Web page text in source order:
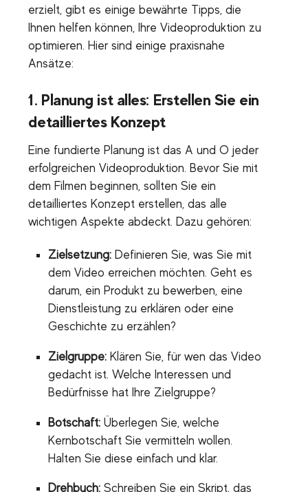
erzielt, gibt es einige bewährte Tipps, die
Ihnen helfen können, Ihre Videoproduktion zu
optimieren. Hier sind einige praxisnahe
Ansätze:
1. Planung ist alles: Erstellen Sie ein
detailliertes Konzept
Eine fundierte Planung ist das A und O jeder
erfolgreichen Videoproduktion. Bevor Sie mit
dem Filmen beginnen, sollten Sie ein
detailliertes Konzept erstellen, das alle
wichtigen Aspekte abdeckt. Dazu gehören:
Zielsetzung:Definieren Sie, was Sie mit
dem Video erreichen möchten. Geht es
darum, ein Produkt zu bewerben, eine
Dienstleistung zu erklären oder eine
Geschichte zu erzählen?
Zielgruppe:Klären Sie, für wen das Video
gedacht ist. Welche Interessen und
Bedürfnisse hat Ihre Zielgruppe?
Botschaft:Überlegen Sie, welche
Kernbotschaft Sie vermitteln wollen.
Halten Sie diese einfach und klar.
Drehbuch:Schreiben Sie ein Skript, das